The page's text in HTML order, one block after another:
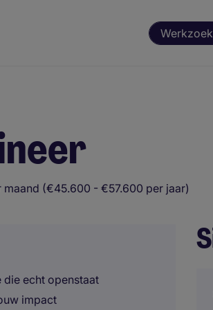
(€45.600 - €57.600 per jaar)
die echt openstaat
impact